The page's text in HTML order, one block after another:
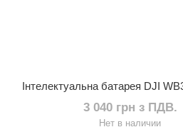
3 040 грн з ПДВ.
Нет в наличии